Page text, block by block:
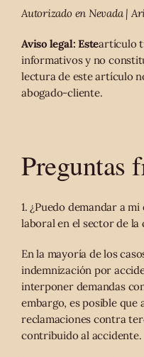
Autorizado en Nevada |
Aviso legal: Esteartículo
informativos y no
lectura de este artículo
abogado-cliente.
Preguntas
1. ¿Puedo demandar a
laboral en el sector de la
En la mayoría de los
indemnización por
interponer demandas
embargo, es posible que
reclamaciones contra
contribuido al accidente.